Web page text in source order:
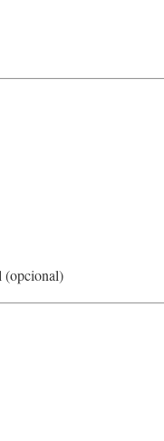
(opcional)